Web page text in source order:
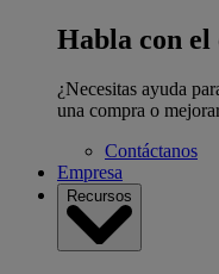
Habla con el
¿Necesitas ayuda
una compra o
Contáctanos
Empresa
Recursos